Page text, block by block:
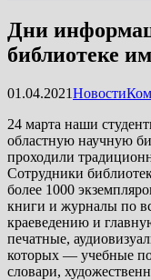
Дни
библиотеке
01.04.2021Новости
24 марта наши
областную научную
проходили
Сотрудники
более 1000
книги и журналы по
краеведению и
печатные,
которых — учебные
словари,